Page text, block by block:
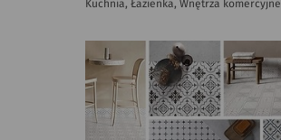
Kuchnia, Łazienka, Wnętrza komercyjne